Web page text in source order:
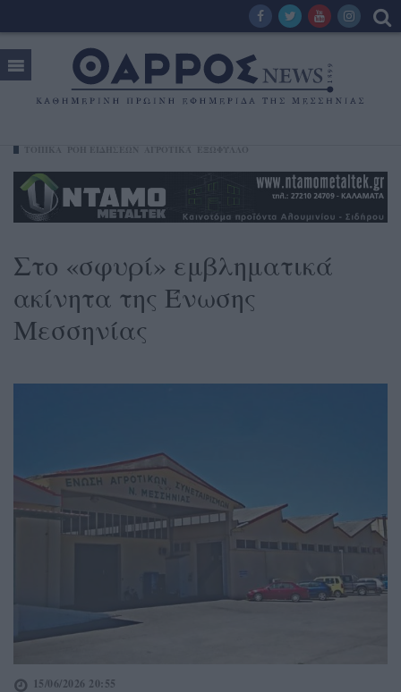
Στο «σφυρί» εμβληματικά
ακίνητα της Ένωσης
Μεσσηνίας
15/06/2026 20:55